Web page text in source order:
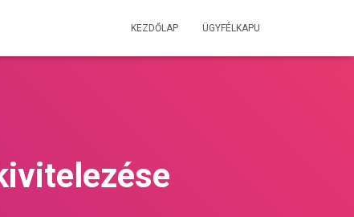
KEZDŐLAP ÜGYFÉLKAPU